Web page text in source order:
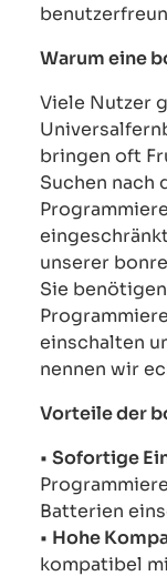
Warum eine
Viele Nutzer
bringen oft
Suchen nach
unserer
Sie
einschalten
nennen wir
Vorteile der
• Sofortige
Batterien
• Hohe
kompatibel